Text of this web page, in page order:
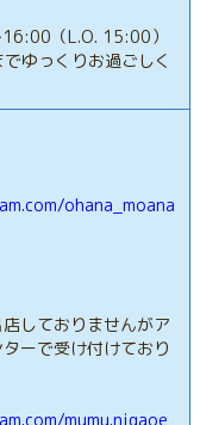
（L.O. 15:00）
ゆっくりお過ごしく
ohana_moana
しておりませんがア
ーで受け付けており
mumu.nigaoe_